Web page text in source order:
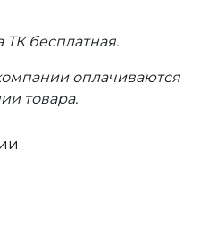
ТК бесплатная.
оплачиваются
товара.